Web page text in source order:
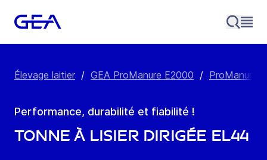
Élevage laitier / GEA ProManure E2000 / ProManure
Performance, durabilité et fiabilité !
Tonne à lisier dirigée EL44